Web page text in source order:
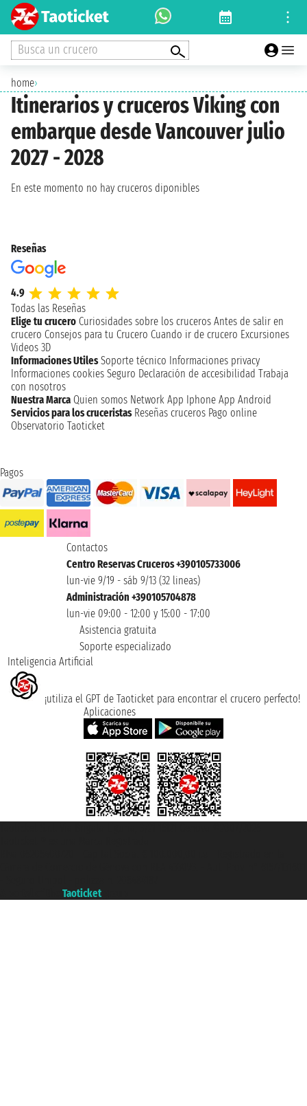
Busca un crucero
home›
Itinerarios y cruceros Viking con
embarque desde Vancouver julio
2027 - 2028
En este momento no hay cruceros diponibles
Reseñas
4.9
Todas las Reseñas
Elige tu crucero Curiosidades sobre los cruceros Antes de salir en
crucero Consejos para tu Crucero Cuando ir de crucero Excursiones
Videos 3D
Informaciones Utiles Soporte técnico Informaciones privacy
Informaciones cookies Seguro Declaración de accesibilidad Trabaja
con nosotros
Nuestra Marca Quien somos Network App Iphone App Android
Servicios para los cruceristas Reseñas cruceros Pago online
Observatorio Taoticket
Pagos
Contactos
Centro Reservas Cruceros +390105733006
lun-vie 9/19 - sáb 9/13 (32 lineas)
Administración +390105704878
lun-vie 09:00 - 12:00 y 15:00 - 17:00
Asistencia gratuita
Soporte especializado
Inteligencia Artificial
¡utiliza el GPT de Taoticket para encontrar el crucero perfecto!
Aplicaciones
Taoticket